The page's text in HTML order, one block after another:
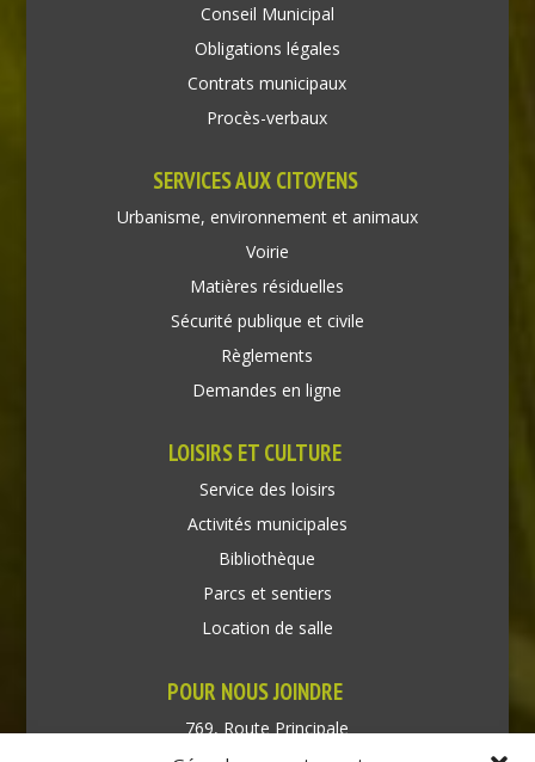
Conseil Municipal
Obligations légales
Contrats municipaux
Procès-verbaux
SERVICES AUX CITOYENS
Urbanisme, environnement et animaux
Voirie
Matières résiduelles
Sécurité publique et civile
Règlements
Demandes en ligne
LOISIRS ET CULTURE
Service des loisirs
Activités municipales
Bibliothèque
Parcs et sentiers
Location de salle
POUR NOUS JOINDRE
769, Route Principale
Très-Saint-Rédempteur